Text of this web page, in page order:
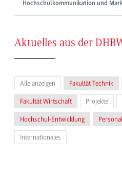
Hochschulkommunikation und
Aktuelles aus der
Alle anzeigen Fakultät Technik
Fakultät Wirtschaft Projekte
Hochschul-Entwicklung
Internationales